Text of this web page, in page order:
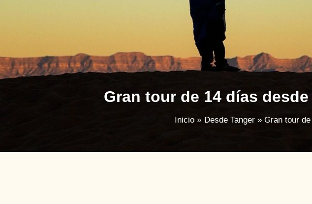
Gran tour de 14 días
Inicio Desde Tanger Gran tour